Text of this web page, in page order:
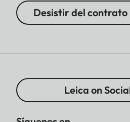
Desistir del contrato
Leica on